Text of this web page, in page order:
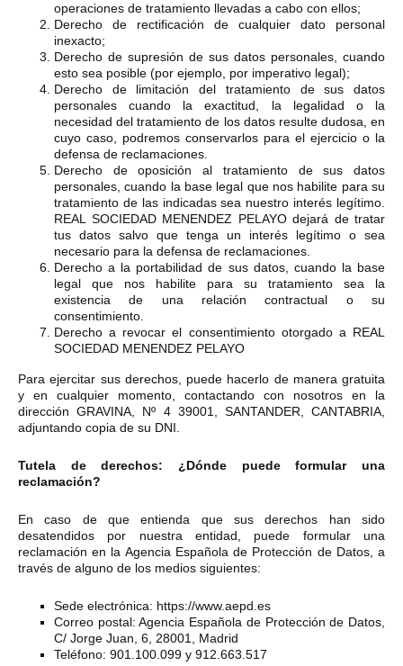
operaciones de tratamiento llevadas a cabo con ellos;
Derecho de rectificación de cualquier dato personal
inexacto;
Derecho de supresión de sus datos personales, cuando
esto sea posible (por ejemplo, por imperativo legal);
Derecho de limitación del tratamiento de sus datos
personales cuando la exactitud, la legalidad o la
necesidad del tratamiento de los datos resulte dudosa, en
cuyo caso, podremos conservarlos para el ejercicio o la
defensa de reclamaciones.
Derecho de oposición al tratamiento de sus datos
personales, cuando la base legal que nos habilite para su
tratamiento de las indicadas sea nuestro interés legítimo.
REAL SOCIEDAD MENENDEZ PELAYO dejará de tratar
tus datos salvo que tenga un interés legítimo o sea
necesario para la defensa de reclamaciones.
Derecho a la portabilidad de sus datos, cuando la base
legal que nos habilite para su tratamiento sea la
existencia de una relación contractual o su
consentimiento.
Derecho a revocar el consentimiento otorgado a REAL
SOCIEDAD MENENDEZ PELAYO
Para ejercitar sus derechos, puede hacerlo de manera gratuita
y en cualquier momento, contactando con nosotros en la
dirección GRAVINA, Nº 4 39001, SANTANDER, CANTABRIA,
adjuntando copia de su DNI.
Tutela de derechos: ¿Dónde puede formular una
reclamación?
En caso de que entienda que sus derechos han sido
desatendidos por nuestra entidad, puede formular una
reclamación en la Agencia Española de Protección de Datos, a
través de alguno de los medios siguientes:
Sede electrónica: https://www.aepd.es
Correo postal: Agencia Española de Protección de Datos,
C/ Jorge Juan, 6, 28001, Madrid
Teléfono: 901.100.099 y 912.663.517